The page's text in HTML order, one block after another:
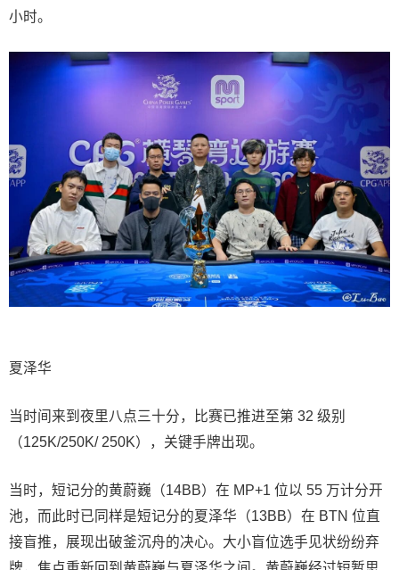
小时。
夏泽华
当时间来到夜里八点三十分，比赛已推进至第 32 级别
（125K/250K/ 250K），关键手牌出现。
当时，短记分的黄蔚巍（14BB）在 MP+1 位以 55 万计分开
池，而此时已同样是短记分的夏泽华（13BB）在 BTN 位直
接盲推，展现出破釜沉舟的决心。大小盲位选手见状纷纷弃